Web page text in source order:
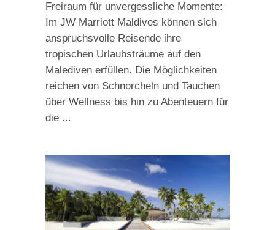
Freiraum für unvergessliche Momente:
Im JW Marriott Maldives können sich
anspruchsvolle Reisende ihre
tropischen Urlaubsträume auf den
Malediven erfüllen. Die Möglichkeiten
reichen von Schnorcheln und Tauchen
über Wellness bis hin zu Abenteuern für
die